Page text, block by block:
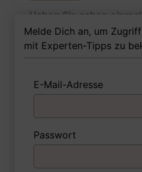
Haben Sie schon
erstklassiger
abgelehnt hat? Wenn ja,
daraus gelernt?
1 Beispiel Antwort
Melde Dich an, um
mit Experten-Tipps zu
E-Mail-Adresse
Passwort